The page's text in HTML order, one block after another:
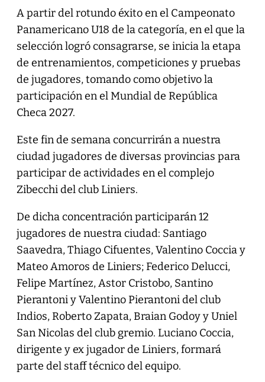
A partir del rotundo éxito en el Campeonato
Panamericano U18 de la categoría, en el que la
selección logró consagrarse, se inicia la etapa
de entrenamientos, competiciones y pruebas
de jugadores, tomando como objetivo la
participación en el Mundial de República
Checa 2027.
Este fin de semana concurrirán a nuestra
ciudad jugadores de diversas provincias para
participar de actividades en el complejo
Zibecchi del club Liniers.
De dicha concentración participarán 12
jugadores de nuestra ciudad: Santiago
Saavedra, Thiago Cifuentes, Valentino Coccia y
Mateo Amoros de Liniers; Federico Delucci,
Felipe Martínez, Astor Cristobo, Santino
Pierantoni y Valentino Pierantoni del club
Indios, Roberto Zapata, Braian Godoy y Uniel
San Nicolas del club gremio. Luciano Coccia,
dirigente y ex jugador de Liniers, formará
parte del staff técnico del equipo.